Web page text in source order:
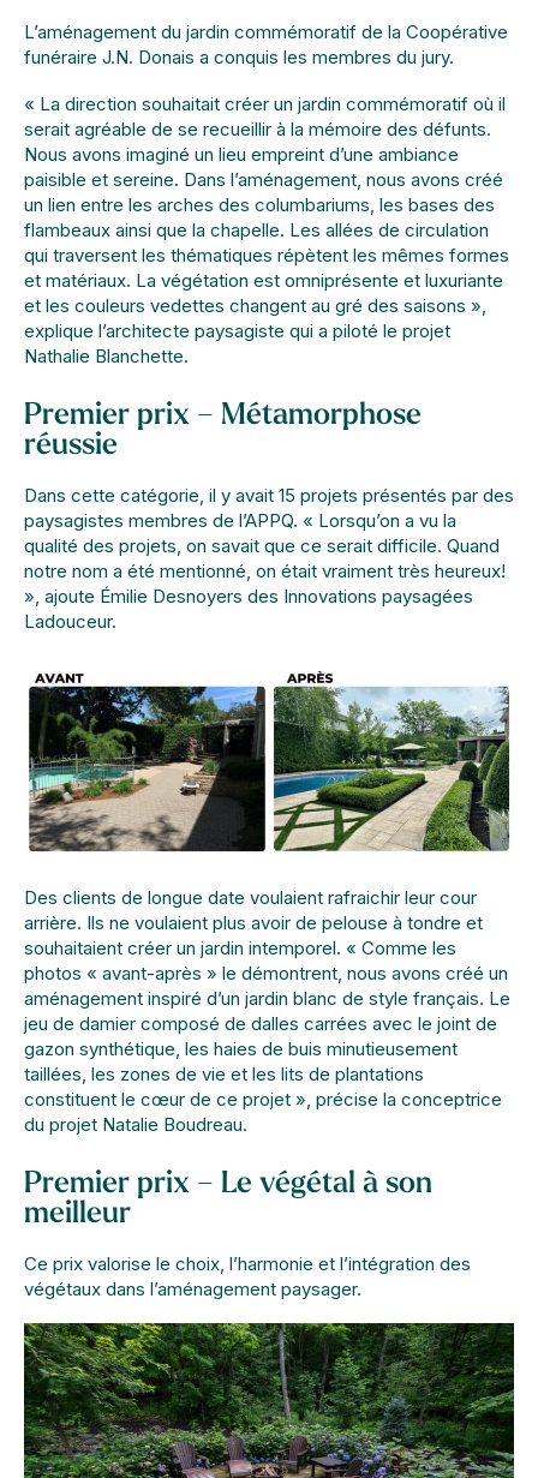
L’aménagement du jardin commémoratif de la Coopérative
funéraire J.N. Donais a conquis les membres du jury.
« La direction souhaitait créer un jardin commémoratif où il
serait agréable de se recueillir à la mémoire des défunts.
Nous avons imaginé un lieu empreint d’une ambiance
paisible et sereine. Dans l’aménagement, nous avons créé
un lien entre les arches des columbariums, les bases des
flambeaux ainsi que la chapelle. Les allées de circulation
qui traversent les thématiques répètent les mêmes formes
et matériaux. La végétation est omniprésente et luxuriante
et les couleurs vedettes changent au gré des saisons »,
explique l’architecte paysagiste qui a piloté le projet
Nathalie Blanchette.
Premier prix – Métamorphose
réussie
Dans cette catégorie, il y avait 15 projets présentés par des
paysagistes membres de l’APPQ. « Lorsqu’on a vu la
qualité des projets, on savait que ce serait difficile. Quand
notre nom a été mentionné, on était vraiment très heureux!
», ajoute Émilie Desnoyers des Innovations paysagées
Ladouceur.
Des clients de longue date voulaient rafraichir leur cour
arrière. Ils ne voulaient plus avoir de pelouse à tondre et
souhaitaient créer un jardin intemporel. « Comme les
photos « avant-après » le démontrent, nous avons créé un
aménagement inspiré d’un jardin blanc de style français. Le
jeu de damier composé de dalles carrées avec le joint de
gazon synthétique, les haies de buis minutieusement
taillées, les zones de vie et les lits de plantations
constituent le cœur de ce projet », précise la conceptrice
du projet Natalie Boudreau.
Premier prix – Le végétal à son
meilleur
Ce prix valorise le choix, l’harmonie et l’intégration des
végétaux dans l’aménagement paysager.